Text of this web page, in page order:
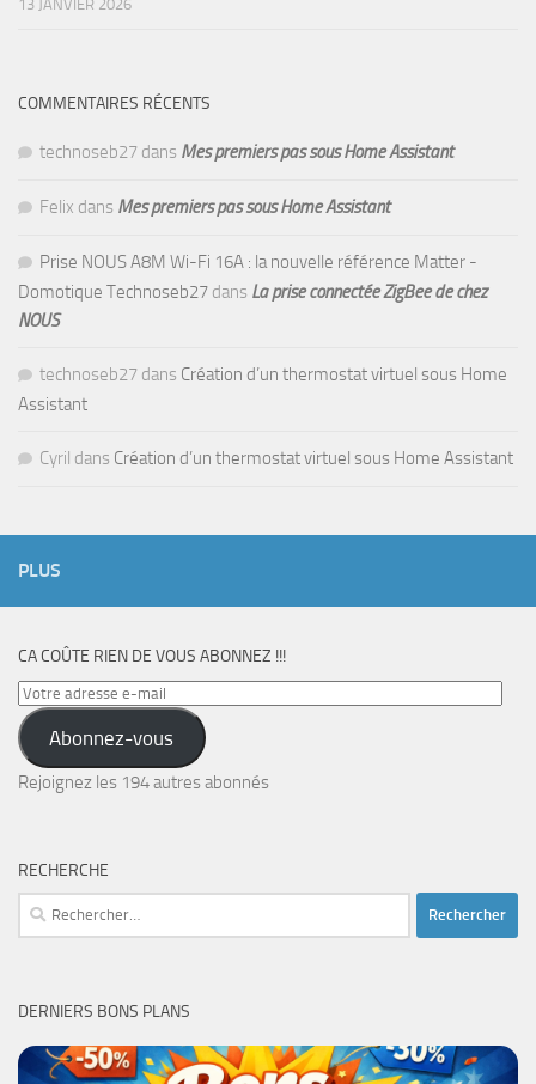
13 JANVIER 2026
COMMENTAIRES RÉCENTS
technoseb27 dans Mes premiers pas sous Home Assistant
Felix dans Mes premiers pas sous Home Assistant
Prise NOUS A8M Wi-Fi 16A : la nouvelle référence Matter -
Domotique Technoseb27 dans La prise connectée ZigBee de chez
NOUS
technoseb27 dans Création d’un thermostat virtuel sous Home
Assistant
Cyril dans Création d’un thermostat virtuel sous Home Assistant
PLUS
CA COÛTE RIEN DE VOUS ABONNEZ !!!
Votre
adresse
e-
mail
Abonnez-vous
Rejoignez les 194 autres abonnés
RECHERCHE
Rechercher :
DERNIERS BONS PLANS